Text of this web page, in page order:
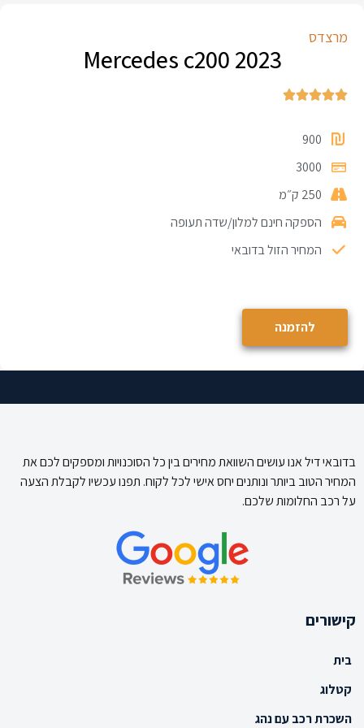
מרצדס
Mercedes c200 2023





900
3000
250 ק״מ
הספקה חינם למלון/שדה תעופה
המחיר הזול בדובאי
להזמנה
בדובאי דיל אנו עושים השוואת מחירים בין כל הסוכנויות ומספקים לכם את
המחיר הטוב ביותר ונותנים יחס אישי לכל לקוח. תפנו עכשיו לקבלת הצעה
על רכב החלומות שלכם.
קישורים
בית
קטלוג
השכרת רכב עם נהג